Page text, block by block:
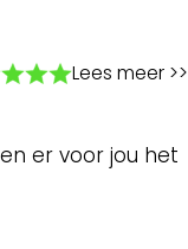
Lees meer >>
er voor jou het